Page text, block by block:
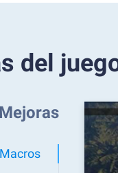
del
Mejoras
Macros